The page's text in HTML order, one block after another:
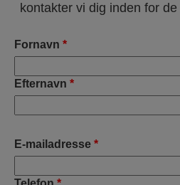
kontakter vi dig inden for
Fornavn *
Efternavn *
E-mailadresse *